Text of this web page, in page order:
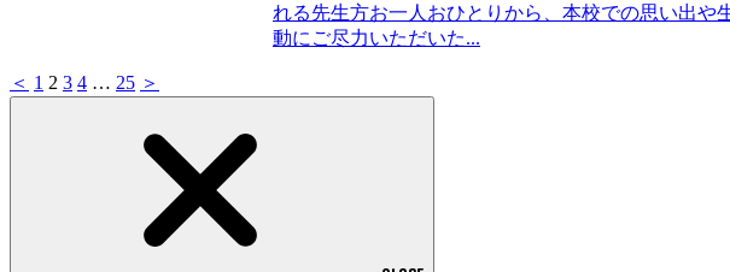
れる先生方お一人おひとりから、本校での思い出
動にご尽力いただいた...
＜ 1 2 3 4 … 25 ＞